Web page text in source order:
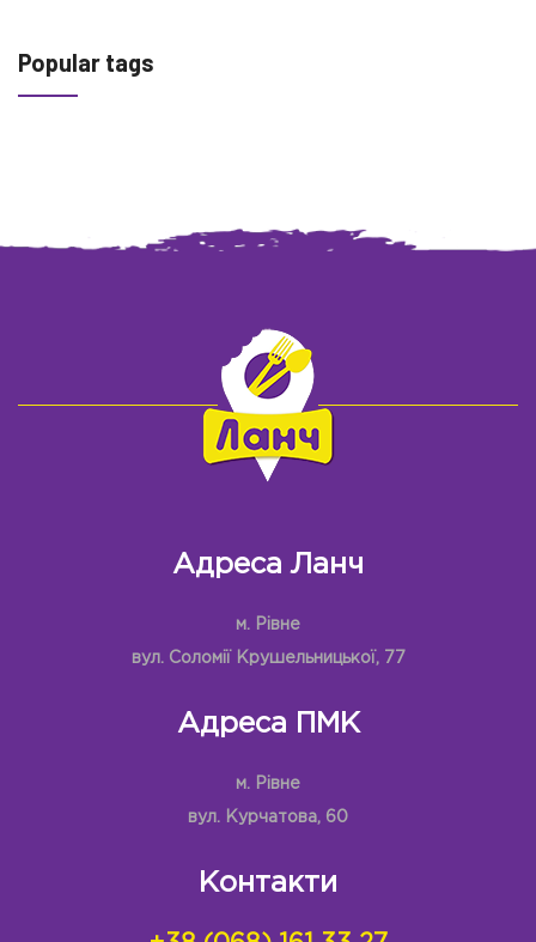
Popular tags
Адреса Ланч
м. Рівне
вул. Соломії Крушельницької, 77
Адреса ПМК
м. Рівне
вул. Курчатова, 60
Контакти